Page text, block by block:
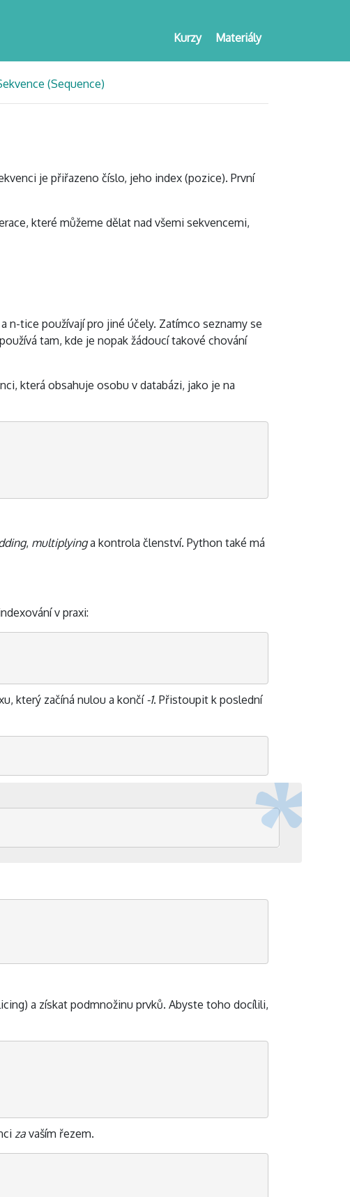
Materiály
Kurzy
(Sequence)
je přiřazeno číslo, jeho index (pozice). První
které můžeme dělat nad všemi sekvencemi,
n-tice používají pro jiné účely. Zatímco seznamy se
tam, kde je nopak žádoucí takové chování
která obsahuje osobu v databázi, jako je na
, multiplyinga kontrola členství. Python také má
v praxi:
který začíná nulou a končí -1. Přistoupit k poslední
a získat podmnožinu prvků. Abyste toho docílili,
za vaším řezem.